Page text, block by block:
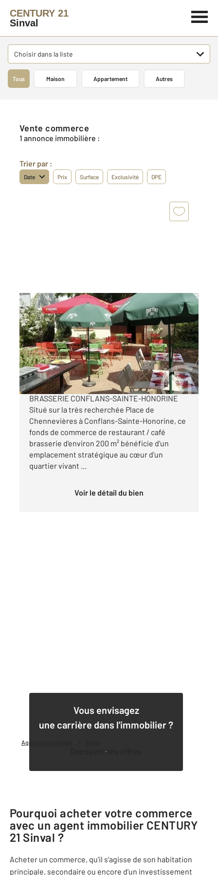
CENTURY 21
Sinval
Choisir dans la liste
Tous Maison Appartement Autres
Agence immobilière
Vente commerce
1 annonce immobilière :
Trier par :
Date Prix Surface Exclusivité DPE
CONFLANS STE HONORINE 78
200 m2
Ref : 27116
Commerce à vendre
175 000 €
FONDS DE COMMERCE RESTAURANT / CAFÉ
BRASSERIE CONFLANS-SAINTE-HONORINE
Situé sur la très recherchée Place de
Chennevières à Conflans-Sainte-Honorine, ce
fonds de commerce de restaurant / café
brasserie d'environ 200 m² bénéficie d'un
emplacement stratégique au cœur d'un
quartier vivant ...
Voir le détail du bien
Vous envisagez
une carrière dans l'immobilier ?
Découvrir nos offres
Pourquoi acheter votre commerce
avec un agent immobilier CENTURY
21 Sinval ?
Acheter un commerce, qu'il s'agisse de son habitation
principale, secondaire ou encore d'un investissement